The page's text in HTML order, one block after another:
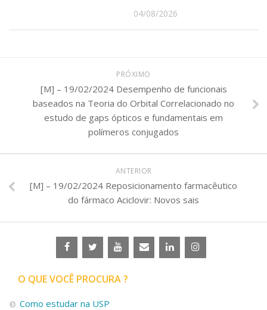
04/08/2026
PRÓXIMO
[M] – 19/02/2024 Desempenho de funcionais
baseados na Teoria do Orbital Correlacionado no
estudo de gaps ópticos e fundamentais em
polímeros conjugados
ANTERIOR
[M] – 19/02/2024 Reposicionamento farmacêutico
do fármaco Aciclovir: Novos sais
O QUE VOCÊ PROCURA ?
Como estudar na USP